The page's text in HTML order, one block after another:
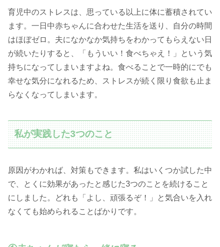
育児中のストレスは、思っている以上に体に蓄積されてい
ます。一日中赤ちゃんに合わせた生活を送り、自分の時間
はほぼゼロ。夫になかなか気持ちをわかってもらえない日
が続いたりすると、「もういい！食べちゃえ！」という気
持ちになってしまいますよね。食べることで一時的にでも
幸せな気分になれるため、ストレスが続く限り食欲も止ま
らなくなってしまいます。
私が実践した3つのこと
原因がわかれば、対策もできます。私はいくつか試した中
で、とくに効果があったと感じた3つのことを続けること
にしました。どれも「よし、頑張るぞ！」と気合いを入れ
なくても始められることばかりです。